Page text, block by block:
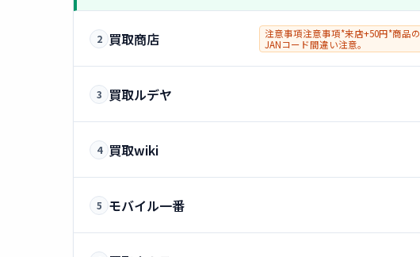
2 買取商店
注意事項注意事項*来店+50円*商品の
JANコード間違い注意。
3 買取ルデヤ
4 買取wiki
5 モバイル一番